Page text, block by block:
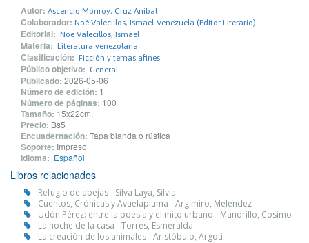
Autor: Ascencio Monroy, Cruz Anibal
Colaborador: Noé Valecillos, Ismael-Venezuela (Editor Literario)
Editorial: Noe Valecillos, Ismael
Materia: Literatura venezolana
Clasificación: Ficción y temas afines
Público objetivo: General
Publicado: 2026-05-06
Número de edición: 1
Número de páginas: 100
Tamaño: 15x22cm.
Precio: Bs5
Encuadernación: Tapa blanda o rústica
Soporte: Impreso
Idioma: Español
Libros relacionados
Refugio de abejas - Silva Laya, Silvia
Cuentos, Crónicas y Avuelapluma - Argimiro, Meléndez
Udón Pérez: entre la poesía y el mito urbano - Mandrillo, Cosimo
La noche de la casa - Torres, Esmeralda
La creación de los animales - Aristóbulo, Argoti